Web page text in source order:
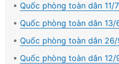
Quốc phòng toàn dân 11/
Quốc phòng toàn dân
Quốc phòng toàn dân
Quốc phòng toàn dân